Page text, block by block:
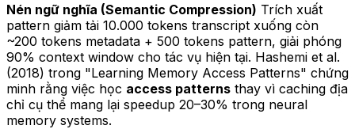
Nén ngữ nghĩa (Semantic Compression) Trích xuất
pattern giảm tải 10.000 tokens transcript xuống còn
~200 tokens metadata + 500 tokens pattern, giải phóng
90% context window cho tác vụ hiện tại. Hashemi et al.
(2018) trong "Learning Memory Access Patterns" chứng
minh rằng việc học access patterns thay vì caching địa
chỉ cụ thể mang lại speedup 20–30% trong neural
memory systems.